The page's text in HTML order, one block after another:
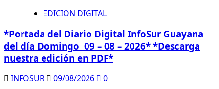
EDICION DIGITAL
*Portada del Diario Digital InfoSur Guayana
del día Domingo 09 – 08 – 2026* *Descarga
nuestra edición en PDF*
INFOSUR 09/08/2026 0